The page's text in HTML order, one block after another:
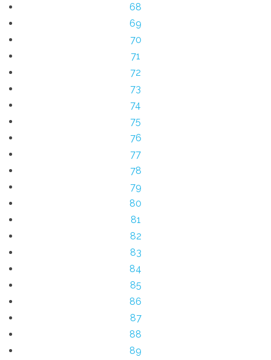
68
69
70
71
72
73
74
75
76
77
78
79
80
81
82
83
84
85
86
87
88
89